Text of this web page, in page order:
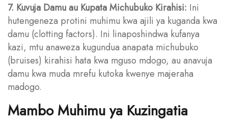
7. Kuvuja Damu au Kupata Michubuko Kirahisi: Ini
hutengeneza protini muhimu kwa ajili ya kuganda kwa
damu (clotting factors). Ini linaposhindwa kufanya
kazi, mtu anaweza kugundua anapata michubuko
(bruises) kirahisi hata kwa mguso mdogo, au anavuja
damu kwa muda mrefu kutoka kwenye majeraha
madogo.
Mambo Muhimu ya Kuzingatia